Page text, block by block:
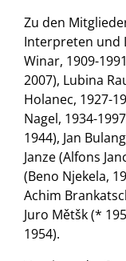
Zu den
Interpreten und
Winar, 1909-
2007), Lubina
Holanec, 1927-
Nagel, 1934-
1944), Jan
Janze (Alfons
(Beno Njekela,
Achim
Juro Mětšk (*
1954).